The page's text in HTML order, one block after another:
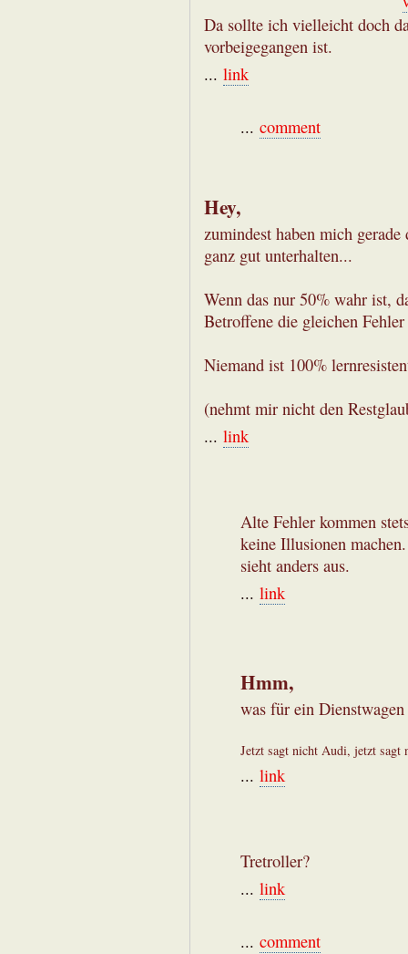
Da sollte ich vielleicht doch
vorbeigegangen ist.
... link
... comment
Hey,
zumindest haben mich
ganz gut unterhalten...
Wenn das nur 50% wahr ist,
Betroffene die gleichen
Niemand ist 100%
(nehmt mir nicht den
... link
Alte Fehler kommen
keine Illusionen
sieht anders aus.
... link
Hmm,
was für ein
Jetzt sagt nicht Audi, jetzt sagt
... link
Tretroller?
... link
... comment